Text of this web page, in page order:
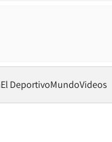
El DeportivoMundoVideos